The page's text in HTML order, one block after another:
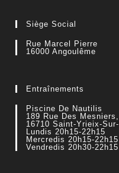
Siège Social
Rue Marcel Pierre
16000 Angoulême
Entraînements
Piscine De Nautilis
189 Rue Des Mesniers,
16710 Saint-Yrieix-
Lundis 20h15-22h15
Mercredis 20h15-22h15
Vendredis 20h30-22h15